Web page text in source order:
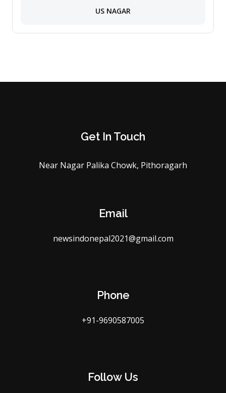
US NAGAR
Get In Touch
Near Nagar Palika Chowk, Pithoragarh
Email
newsindonepal2021@gmail.com
Phone
+91-9690587005
Follow Us